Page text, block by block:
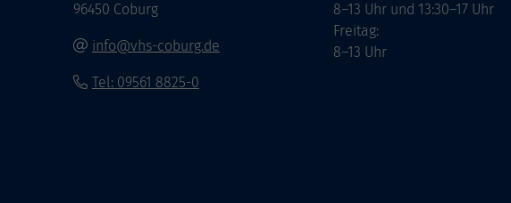
96450 Coburg
info@vhs-coburg.de
Tel: 09561 8825-0
8–13 Uhr und 13:30–17 Uhr
Freitag:
8–13 Uhr